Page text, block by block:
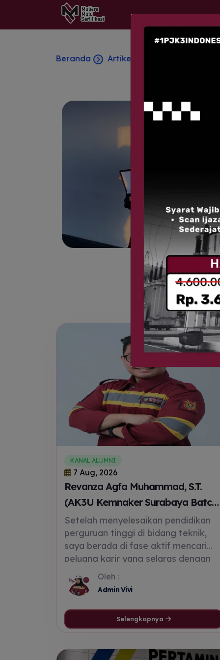
Beranda Artikel
KANAL ALUMNI
7 Aug, 2026
Revanza Agfa Muhammad, S.T.
(AK3U Kemnaker Surabaya Batch
937)
Setelah menyelesaikan pendidikan
perguruan tinggi di bidang teknik,
saya berada di fase aktif mencari
peluang karir yang selaras dengan
idealisme saya di dunia engineering.
Di tengah proses tersebut, timbul
kesadaran penting untuk terus
meningkatkan kompetensi dan daya
saing di dunia kerja. Dari situlah
muncul ide untuk mengambil
sertifikasi Ahli K3 Umum Kemnaker
Oleh :
Admin Vivi
Selengkapnya